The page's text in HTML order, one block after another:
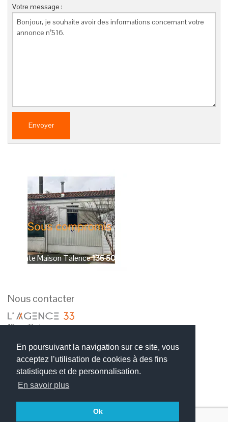
En poursuivant la navigation sur ce site, vous
acceptez l’utilisation de cookies à des fins
statistiques et de personnalisation.
En savoir plus
Ok
Votre message :
Envoyer
VenteMaisonCestas375 000
Nous contacter
18 rue Thales
Tel : 05 57 21 77 07
Nous trouver